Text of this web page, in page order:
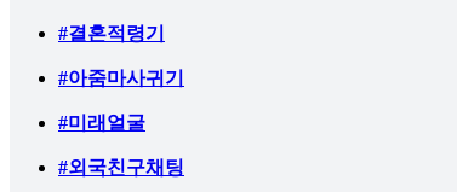
#결혼적령기
#아줌마사귀기
#미래얼굴
#외국친구채팅